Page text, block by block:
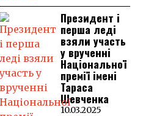
Президент і
перша леді
взяли участь
у врученні
Національної
премії імені
Тараса
Шевченка
10.03.2025